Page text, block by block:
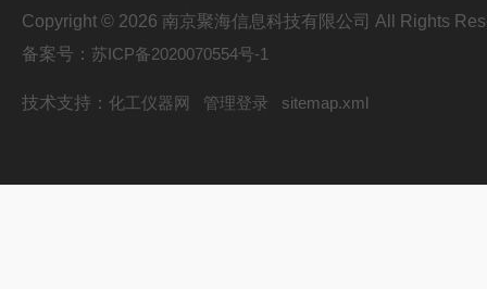
Copyright © 2026 南京聚海信息科技有限公司 All Rights
备案号： 苏ICP备2020070554号-1
技术支持： 化工仪器网 管理登录 sitemap.xml